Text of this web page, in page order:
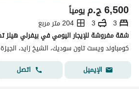
ج.م6,500 يومياً
3
3
204 متر مربع
كومباوند ويست تاون سوديك، الشيخ زايد، الجيزة
الإيميل
اتصل